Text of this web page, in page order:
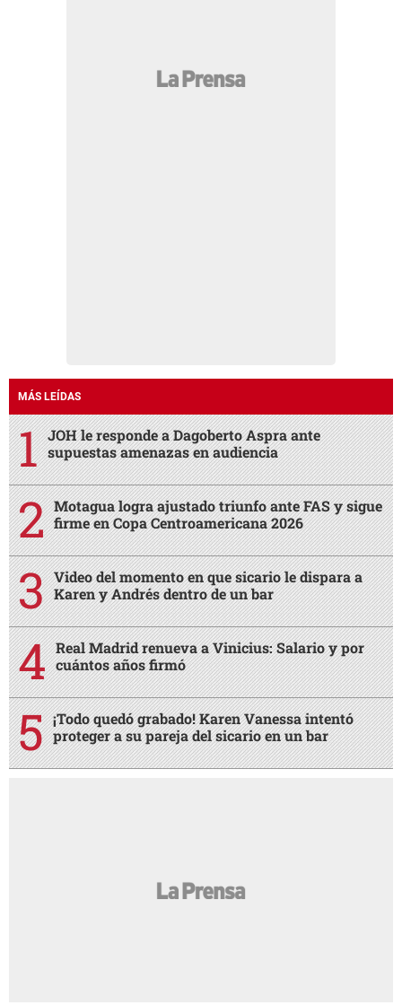
MÁS LEÍDAS
JOH le responde a Dagoberto Aspra ante
supuestas amenazas en audiencia
Motagua logra ajustado triunfo ante FAS y sigue
firme en Copa Centroamericana 2026
Video del momento en que sicario le dispara a
Karen y Andrés dentro de un bar
Real Madrid renueva a Vinicius: Salario y por
cuántos años firmó
¡Todo quedó grabado! Karen Vanessa intentó
proteger a su pareja del sicario en un bar